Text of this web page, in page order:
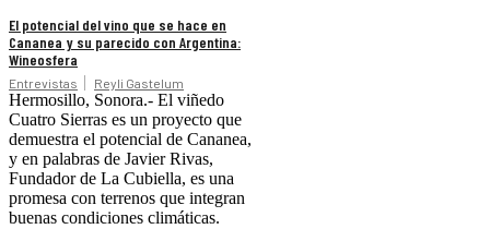
El potencial del vino que se hace en
Cananea y su parecido con Argentina:
Wineosfera
Entrevistas Reyli Gastelum
Hermosillo, Sonora.- El viñedo
Cuatro Sierras es un proyecto que
demuestra el potencial de Cananea,
y en palabras de Javier Rivas,
Fundador de La Cubiella, es una
promesa con terrenos que integran
buenas condiciones climáticas.